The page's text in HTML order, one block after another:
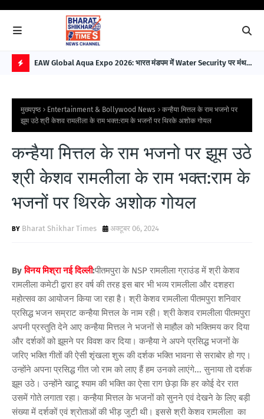
O
P
O
T
S
EAW Global Aqua Expo 2026: भारत मंडपम में Water Security पर मंथन,
मुख्यपृष्ठ Entertainment & Bollywood News
कन्हैया मित्तल के राम भजनो पर
झूम उठे श्री केशव रामलीला के राम भक्त:राम के भजनों पर थिरके अशोक गोयल
कन्हैया मित्तल के राम भजनो पर झूम उठे
श्री केशव रामलीला के राम भक्त:राम के
भजनों पर थिरके अशोक गोयल
Bharat Shikhar Times अक्टूबर 06, 2024
Byविनय मिश्रा नई दिल्ली:पीतमपुरा के NSP रामलीला ग्राउंड में श्री केशव
रामलीला कमेटी द्वारा हर वर्ष की तरह इस बार भी भव्य रामलीला और दशहरा
महोत्सव का आयोजन किया जा रहा है। श्री केशव रामलीला पीतमपुरा शनिवार
प्रसिद्ध भजन सम्राट कन्हैया मित्तल के नाम रही। श्री केशव रामलीला पीतमपुरा
अपनी प्रस्तुति देने आए कन्हैया मित्तल ने भजनों से माहौल को भक्तिमय कर दिया
और दर्शकों को झूमने पर विवश कर दिया। कन्हैया ने अपने प्रसिद्ध भजनों के
जरिए भक्ति गीतों की ऐसी शृंखला शुरू की दर्शक भक्ति भावना से सराबोर हो गए।
उन्होंने अपना प्रसिद्ध गीत जो राम को लाए हैं हम उनको लाएंगे... सुनाया तो दर्शक
झूम उठे। उन्होंने खाटू श्याम की भक्ति का ऐसा राग छेड़ा कि हर कोई देर रात
उसमें गोते लगाता रहा। कन्हैया मित्तल के भजनों को सुनने एवं देखने के लिए बड़ी
संख्या में दर्शकों एवं श्रोताओं की भीड़ जुटी थी। इससे श्री केशव रामलीला का